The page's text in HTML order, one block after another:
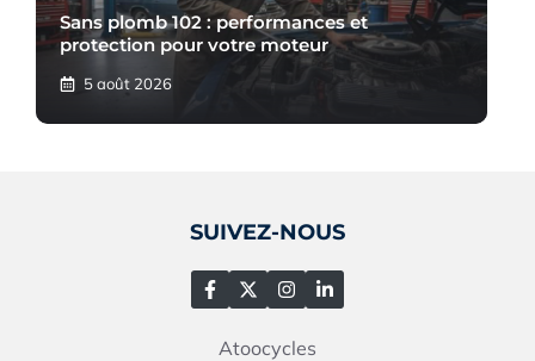
Sans plomb 102 : performances et
protection pour votre moteur
5 août 2026
SUIVEZ-NOUS
Atoocycles